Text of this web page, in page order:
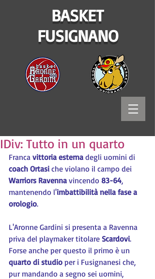
BASKET
FUSIGNANO
IDiv: Tutto in un quarto
Franca vittoria esterna degli uomini di
coach Ortasi che violano il campo dei
Warriors Ravenna vincendo 83-64,
mantenendo l'imbattibilità nella fase a
orologio.
L'Aronne Gardini si presenta a Ravenna
priva del playmaker titolare Scardovi.
Forse anche per questo il primo è un
quarto di studio per i Fusignanesi che,
pur mandando a segno sei uomini,